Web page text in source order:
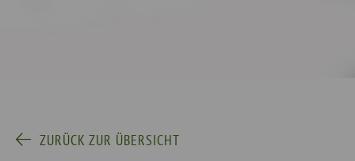
ZURÜCK ZUR ÜBERSICHT